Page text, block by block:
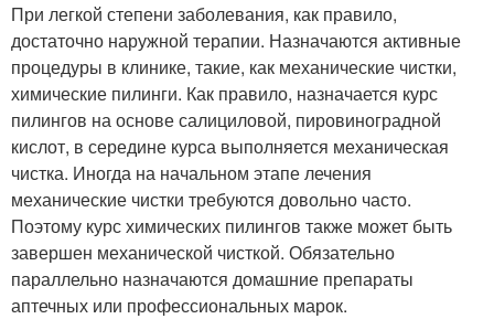
При легкой степени заболевания, как правило,
достаточно наружной терапии. Назначаются активные
процедуры в клинике, такие, как механические чистки,
химические пилинги. Как правило, назначается курс
пилингов на основе салициловой, пировиноградной
кислот, в середине курса выполняется механическая
чистка. Иногда на начальном этапе лечения
механические чистки требуются довольно часто.
Поэтому курс химических пилингов также может быть
завершен механической чисткой. Обязательно
параллельно назначаются домашние препараты
аптечных или профессиональных марок.